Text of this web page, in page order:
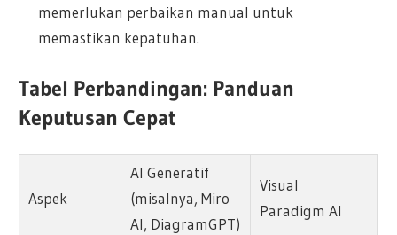
memerlukan perbaikan manual untuk
memastikan kepatuhan.
Tabel Perbandingan: Panduan
Keputusan Cepat
Aspek
AI Generatif
(misalnya, Miro
AI, DiagramGPT)
Visual
Paradigm AI